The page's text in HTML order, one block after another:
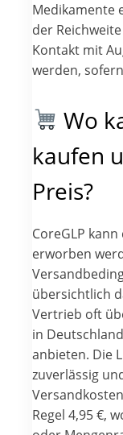
Medikamente
der
Kontakt mit
werden,
Wo
kaufen
Preis?
CoreGLP
erworben
übersichtlich
Vertrieb oft
in
anbieten. Die
zuverlässig
Regel 4,95 €,